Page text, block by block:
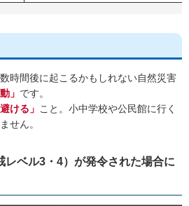
時間後に起こるかもしれない自然災害
」 です。
避ける」 こと。小中学校や公民館に行く
せん。
レベル3・4）が発令された場合に